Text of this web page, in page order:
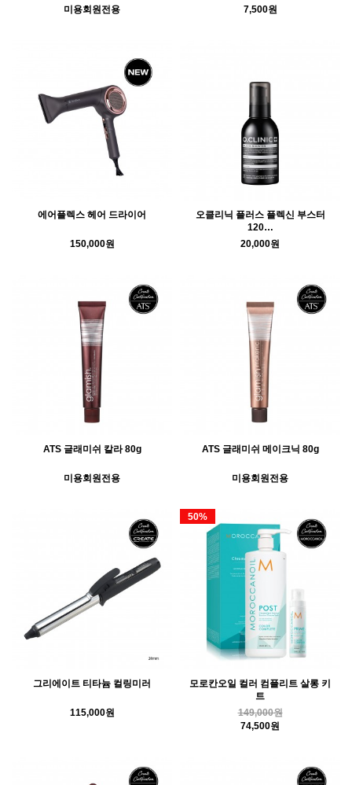
미용회원전용 7,500원
에어플렉스 헤어 드라이어
150,000원
오클리닉 플러스 플렉신 부스터
120…
20,000원
ATS 글래미쉬 칼라 80g
미용회원전용
ATS 글래미쉬 메이크닉 80g
미용회원전용
그리에이트 티타늄 컬링미러
115,000원
모로칸오일 컬러 컴플리트 살롱 키
트
50%
149,000원
74,500원